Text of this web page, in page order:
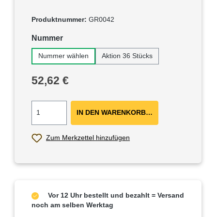
Produktnummer: GR0042
Nummerauswählen
Nummer wählen Aktion 36 Stücks
Regulärer Preis:
52,62 €
IN DEN WARENKORB ＋
Zum Merkzettel hinzufügen
Vor 12 Uhr bestellt und bezahlt = Versand
noch am selben Werktag